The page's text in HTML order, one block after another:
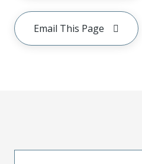
Email This Page